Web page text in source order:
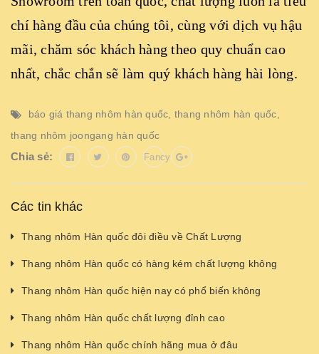
chí hàng đầu của chúng tôi, cùng với dịch vụ hậu
mãi, chăm sóc khách hàng theo quy chuẩn cao
nhất, chắc chắn sẽ làm quý khách hàng hài lòng.
báo giá thang nhôm hàn quốc, thang nhôm hàn quốc,
thang nhôm joongang hàn quốc
Chia sẻ: Fancy
Các tin khác
Thang nhôm Hàn quốc đôi điều về Chất Lượng
Thang nhôm Hàn quốc có hàng kém chất lượng không
Thang nhôm Hàn quốc hiện nay có phổ biến không
Thang nhôm Hàn quốc chất lượng đỉnh cao
Thang nhôm Hàn quốc chính hãng mua ở đâu